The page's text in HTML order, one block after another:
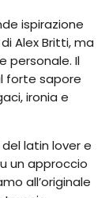
ispirazione
Alex Britti, ma
personale. Il
forte sapore
ironia e
latin lover e
un approccio
all’originale